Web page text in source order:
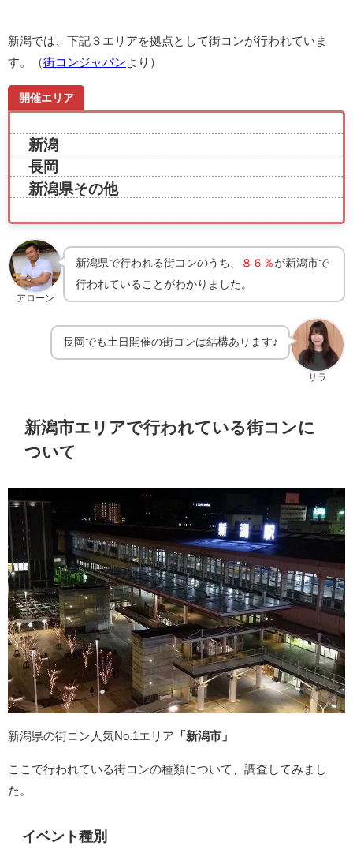
新潟では、下記３エリアを拠点として街コンが行われていま
す。（街コンジャパン より）
開催エリア
新潟
長岡
新潟県その他
アローン
新潟県で行われる街コンのうち、 ８６％が新潟市で
行われていることがわかりました。
サラ
長岡でも土日開催の街コンは結構あります♪
新潟市エリアで行われている街コンに
ついて
新潟県の街コン人気No.1エリア 「新潟市」
ここで行われている街コンの種類について、調査してみまし
た。
イベント種別